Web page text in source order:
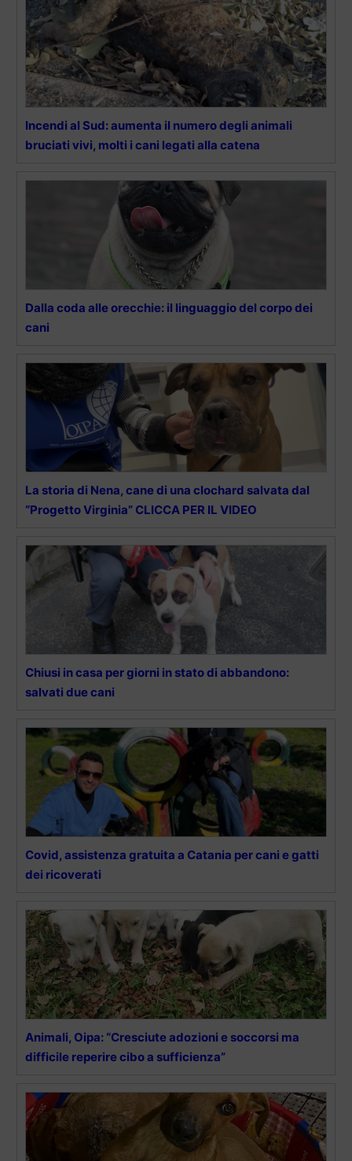
Incendi al Sud: aumenta il numero degli animali
bruciati vivi, molti i cani legati alla catena
Dalla coda alle orecchie: il linguaggio del corpo dei
cani
La storia di Nena, cane di una clochard salvata dal
“Progetto Virginia” CLICCA PER IL VIDEO
Chiusi in casa per giorni in stato di abbandono:
salvati due cani
Covid, assistenza gratuita a Catania per cani e gatti
dei ricoverati
Animali, Oipa: “Cresciute adozioni e soccorsi ma
difficile reperire cibo a sufficienza”